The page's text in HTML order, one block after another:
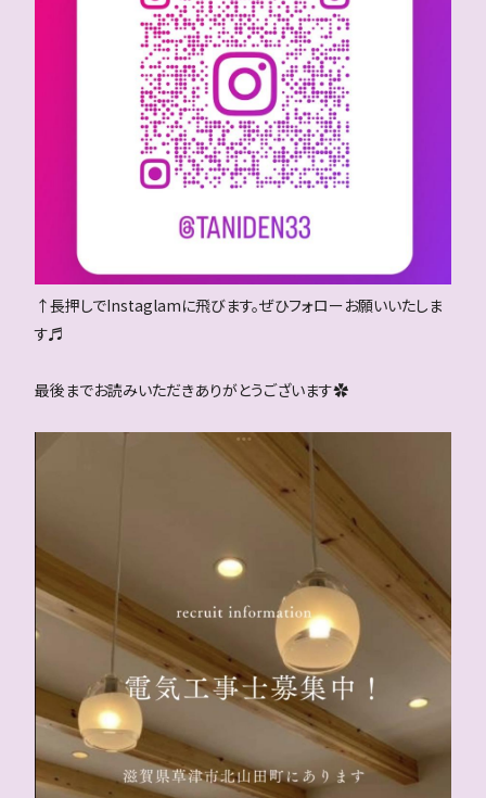
↑長押しでInstaglamに飛びます。ぜひフォローお願いいたしま
す♬
最後までお読みいただきありがとうございます✿